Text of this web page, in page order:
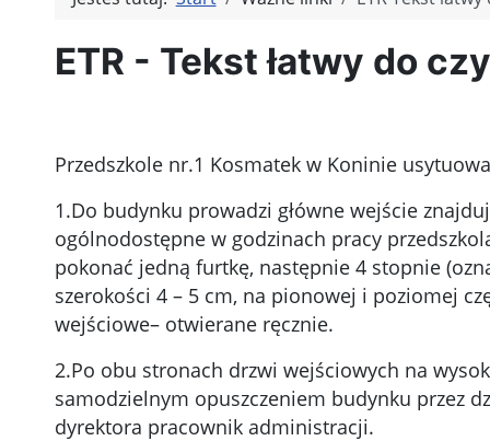
ETR - Tekst łatwy do
Przedszkole nr.1 Kosmatek w Koninie
1.Do budynku prowadzi główne wejście
ogólnodostępne w godzinach pracy
pokonać jedną furtkę, następnie 4 stopnie
szerokości 4 – 5 cm, na pionowej i poziomej
wejściowe– otwierane ręcznie.
2.Po obu stronach drzwi wejściowych na
samodzielnym opuszczeniem budynku przez
dyrektora pracownik administracji.